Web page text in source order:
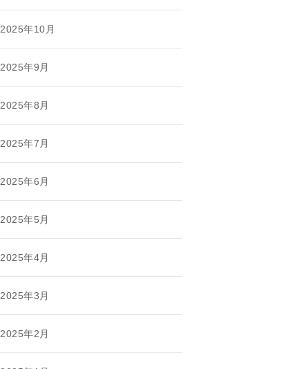
2025年10月
2025年9月
2025年8月
2025年7月
2025年6月
2025年5月
2025年4月
2025年3月
2025年2月